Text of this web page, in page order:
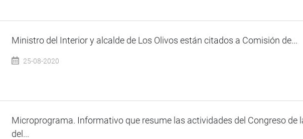
Ministro del Interior y alcalde de Los Olivos están citados a Comisión de...
25-08-2020
Microprograma. Informativo que resume las actividades del Congreso de
del...